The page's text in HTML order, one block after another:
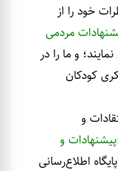
خود را از
مردمی
و ما را در
کودکان
و
پیشنهادات و
اطلاع‌رسانی